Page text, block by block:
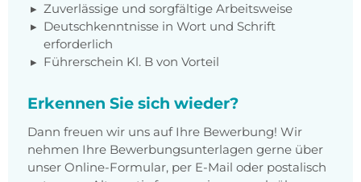
Zuverlässige und sorgfältige Arbeitsweise
Deutschkenntnisse in Wort und Schrift
erforderlich
Führerschein Kl. B von Vorteil
Erkennen Sie sich wieder?
Dann freuen wir uns auf Ihre Bewerbung! Wir
nehmen Ihre Bewerbungsunterlagen gerne über
unser Online-Formular, per E-Mail oder postalisch